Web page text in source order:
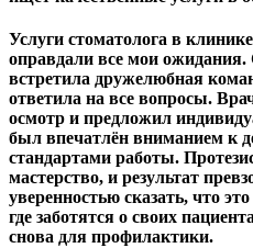
Услуги стоматолога в
оправдали все мои ожидания.
встретила дружелюбная
ответила на все вопросы.
осмотр и предложил
был впечатлён вниманием к
стандартами работы.
мастерство, и результат
уверенностью сказать, что
где заботятся о своих
снова для профилактики.